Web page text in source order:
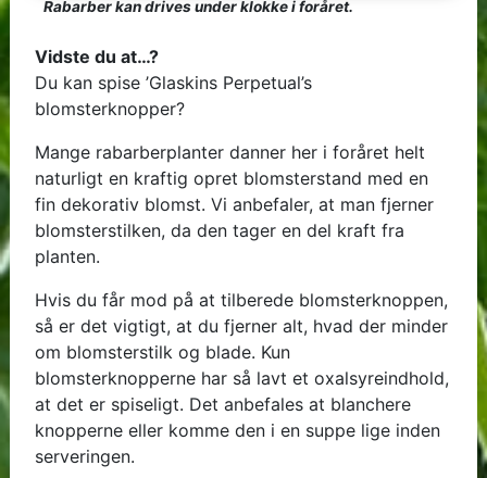
Rabarber kan drives under klokke i foråret.
Vidste du at…?
Du kan spise ’Glaskins Perpetual’s
blomsterknopper?
Mange rabarberplanter danner her i foråret helt
naturligt en kraftig opret blomsterstand med en
fin dekorativ blomst. Vi anbefaler, at man fjerner
blomsterstilken, da den tager en del kraft fra
planten.
Hvis du får mod på at tilberede blomsterknoppen,
så er det vigtigt, at du fjerner alt, hvad der minder
om blomsterstilk og blade. Kun
blomsterknopperne har så lavt et oxalsyreindhold,
at det er spiseligt. Det anbefales at blanchere
knopperne eller komme den i en suppe lige inden
serveringen.